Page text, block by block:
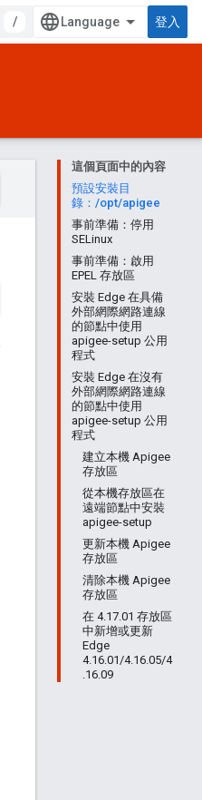
/ 登入
這個頁面中的內容
預設安裝目
錄：/opt/apigee
事前準備：停用
SELinux
事前準備：啟用
EPEL 存放區
安裝 Edge 在具備
外部網際網路連線
的節點中使用
apigee-setup 公用
程式
安裝 Edge 在沒有
外部網際網路連線
的節點中使用
apigee-setup 公用
程式
建立本機 Apigee
存放區
從本機存放區在
遠端節點中安裝
apigee-setup
更新本機 Apigee
存放區
清除本機 Apigee
存放區
在 4.17.01 存放區
中新增或更新
Edge
4.16.01/4.16.05/4
.16.09